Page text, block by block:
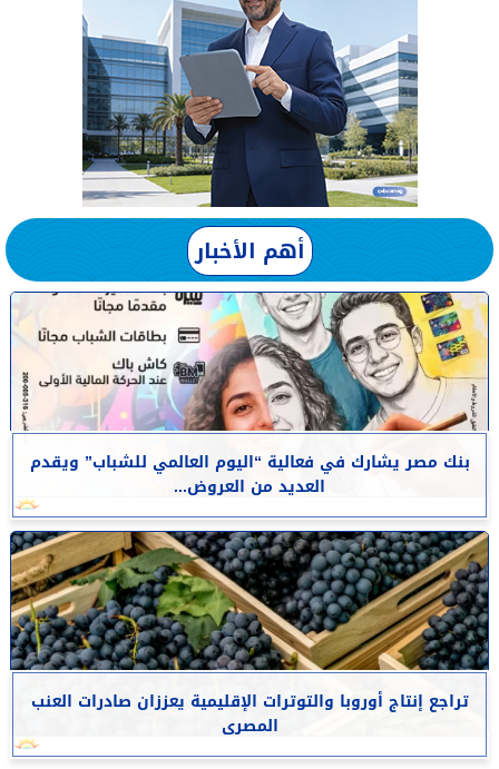
أهم الأخبار
بنك مصر يشارك في فعالية “اليوم العالمي للشباب” ويقدم
العديد من العروض...
تراجع إنتاج أوروبا والتوترات الإقليمية يعززان صادرات العنب
المصرى